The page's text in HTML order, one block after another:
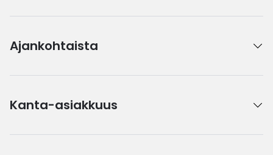
Ajankohtaista
Kanta-asiakkuus